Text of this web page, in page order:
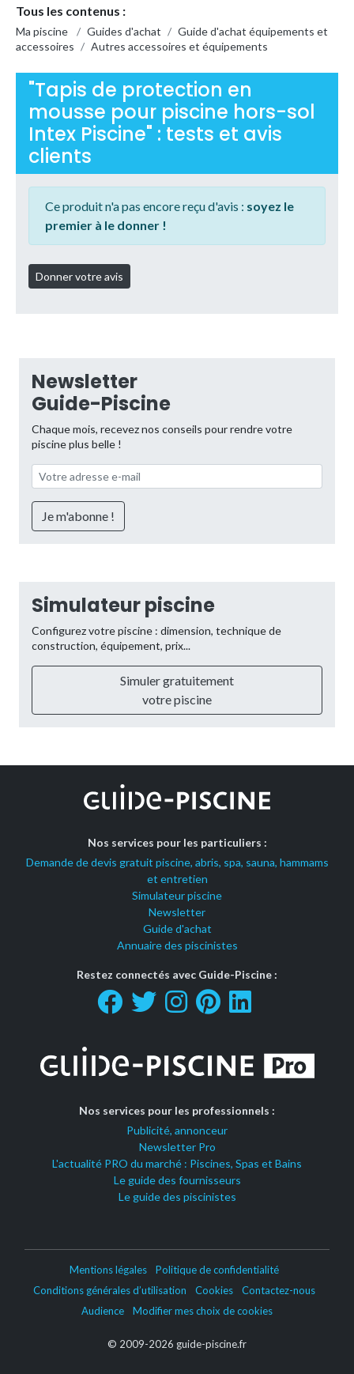
Tous les contenus :
Ma piscine / Guides d'achat / Guide d'achat équipements et
accessoires / Autres accessoires et équipements
"Tapis de protection en
mousse pour piscine hors-sol
Intex Piscine" : tests et avis
clients
Ce produit n'a pas encore reçu d'avis : soyez le
premier à le donner !
Newsletter
Guide-Piscine
Chaque mois, recevez nos conseils pour rendre votre
piscine plus belle !
Simulateur piscine
Configurez votre piscine : dimension, technique de
construction, équipement, prix...
Simuler gratuitement
votre piscine
Nos services pour les particuliers :
Demande de devis gratuit piscine, abris, spa, sauna, hammams
et entretien
Simulateur piscine
Newsletter
Guide d'achat
Annuaire des piscinistes
Restez connectés avec Guide-Piscine :
Nos services pour les professionnels :
Publicité, annonceur
Newsletter Pro
L'actualité PRO du marché : Piscines, Spas et Bains
Le guide des fournisseurs
Le guide des piscinistes
Mentions légales
Politique de confidentialité
Conditions générales d’utilisation
Cookies
Contactez-nous
Audience
Modifier mes choix de cookies
© 2009-2026 guide-piscine.fr